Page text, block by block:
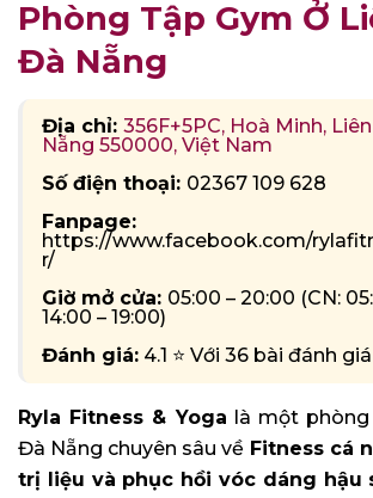
Phòng Tập Gym Ở
Đà Nẵng
Địa chỉ: 356F+5PC, Hoà Minh,
Nẵng 550000, Việt Nam
Số điện thoại: 02367 109 628
Fanpage:
https://www.facebook.com/
r/
Giờ mở cửa: 05:00 – 20:00 (CN:
14:00 – 19:00)
Đánh giá: 4.1 ⭐ Với 36 bài đánh giá
Ryla Fitness & Yoga là một
Đà Nẵng chuyên sâu về Fitness cá
trị liệu và phục hồi vóc dáng hậu